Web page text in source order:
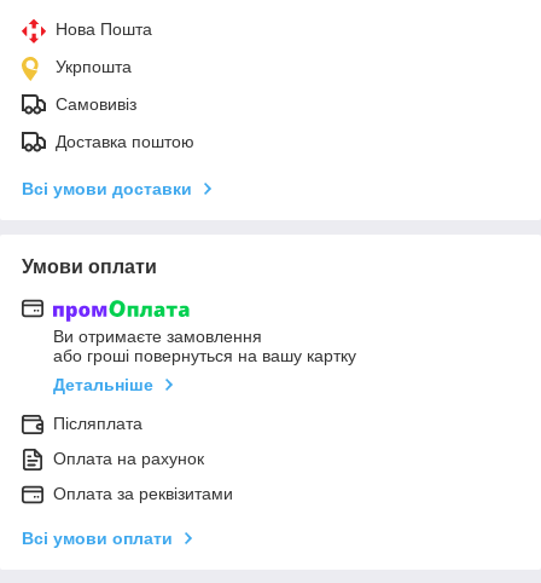
Нова Пошта
Укрпошта
Самовивіз
Доставка поштою
Всі умови доставки
Умови оплати
Ви отримаєте замовлення
або гроші повернуться на вашу картку
Детальніше
Післяплата
Оплата на рахунок
Оплата за реквізитами
Всі умови оплати